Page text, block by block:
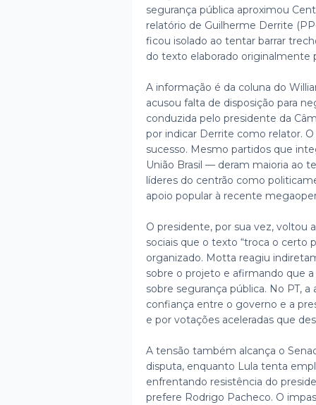
segurança pública aproximou
relatório de Guilherme Derrite
ficou isolado ao tentar barrar
do texto elaborado originalmente
A informação é da coluna do
acusou falta de disposição para
conduzida pelo presidente da
por indicar Derrite como relator.
sucesso. Mesmo partidos que
União Brasil — deram maioria ao
líderes do centrão como
apoio popular à recente
O presidente, por sua vez, voltou
sociais que o texto “troca o certo
organizado. Motta reagiu
sobre o projeto e afirmando que a
sobre segurança pública. No PT,
confiança entre o governo e a
e por votações aceleradas que
A tensão também alcança o
disputa, enquanto Lula tenta
enfrentando resistência do
prefere Rodrigo Pacheco. O